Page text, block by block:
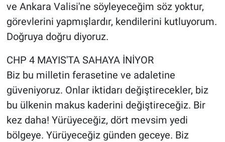
ve Ankara Valisi'ne söyleyeceğim söz yoktur,
görevlerini yapmışlardır, kendilerini kutluyorum.
Doğruya doğru diyoruz.
CHP 4 MAYIS'TA SAHAYA İNİYOR
Biz bu milletin ferasetine ve adaletine
güveniyoruz. Onlar iktidarı değiştirecekler, biz
bu ülkenin makus kaderini değiştireceğiz. Bir
kez daha! Yürüyeceğiz, dört mevsim yedi
bölgeye. Yürüyeceğiz günden geceye. Biz